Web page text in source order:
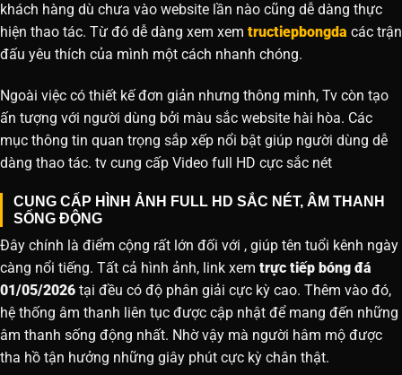
khách hàng dù chưa vào website lần nào cũng dễ dàng thực
hiện thao tác. Từ đó dễ dàng xem xem tructiepbongda các trận
đấu yêu thích của mình một cách nhanh chóng.
Ngoài việc có thiết kế đơn giản nhưng thông minh, Tv còn tạo
ấn tượng với người dùng bởi màu sắc website hài hòa. Các
mục thông tin quan trọng sắp xếp nổi bật giúp người dùng dễ
dàng thao tác. tv cung cấp Video full HD cực sắc nét
CUNG CẤP HÌNH ẢNH FULL HD SẮC NÉT, ÂM THANH
SỐNG ĐỘNG
Đây chính là điểm cộng rất lớn đối với , giúp tên tuổi kênh ngày
càng nổi tiếng. Tất cả hình ảnh, link xem trực tiếp bóng đá
01/05/2026 tại đều có độ phân giải cực kỳ cao. Thêm vào đó,
hệ thống âm thanh liên tục được cập nhật để mang đến những
âm thanh sống động nhất. Nhờ vậy mà người hâm mộ được
tha hồ tận hưởng những giây phút cực kỳ chân thật.